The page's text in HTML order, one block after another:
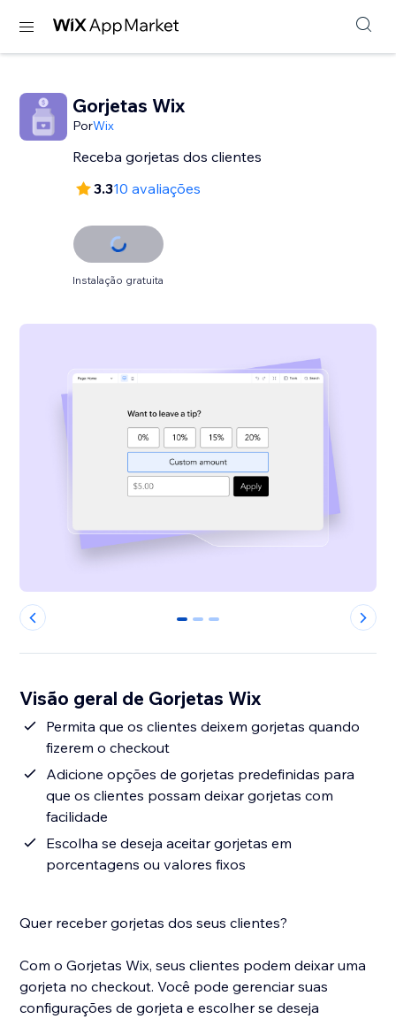
Gorjetas Wix
PorWix
Receba gorjetas dos clientes
3.310 avaliações
Instalação gratuita
0 1 2
Visão geral de Gorjetas Wix
Permita que os clientes deixem gorjetas quando
fizerem o checkout
Adicione opções de gorjetas predefinidas para
que os clientes possam deixar gorjetas com
facilidade
Escolha se deseja aceitar gorjetas em
porcentagens ou valores fixos
Quer receber gorjetas dos seus clientes?
Com o Gorjetas Wix, seus clientes podem deixar uma
gorjeta no checkout. Você pode gerenciar suas
configurações de gorjeta e escolher se deseja